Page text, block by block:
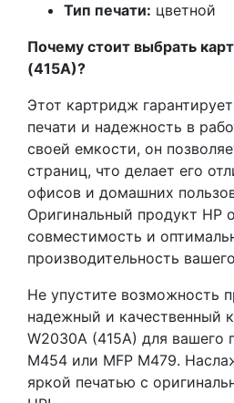
Тип печати: цветной
Почему стоит выбрать
(415A)?
Этот картридж
печати и надежность в
своей емкости, он
страниц, что делает его
офисов и домашних
Оригинальный продукт HP
совместимость и
производительность
Не упустите возможность
надежный и качественный
W2030A (415A) для вашего
M454 или MFP M479.
яркой печатью с